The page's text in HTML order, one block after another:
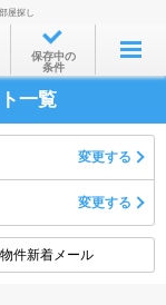
屋探し
保存中の
条件
一覧
変更する
変更する
物件新着メール